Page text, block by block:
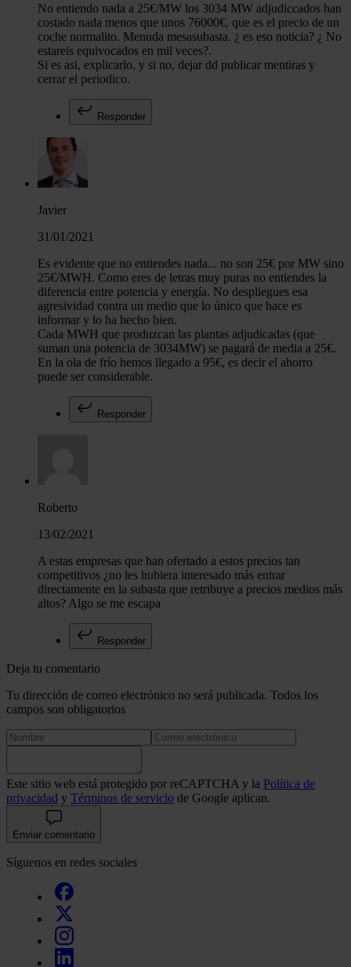
No entiendo nada a 25€/MW los 3034 MW adjudiccados han
costado nada menos que unos 76000€, que es el precio de un
coche normalito. Menuda mesasubasta. ¿ es eso noticia? ¿ No
estareis equivocados en mil veces?.
Si es asi, explicarlo, y si no, dejar dd publicar mentiras y
cerrar el periodico.
Responder
Javier
31/01/2021
Es evidente que no entiendes nada... no son 25€ por MW sino
25€/MWH. Como eres de letras muy puras no entiendes la
diferencia entre potencia y energía. No despliegues esa
agresividad contra un medio que lo único que hace es
informar y lo ha hecho bien.
Cada MWH que produzcan las plantas adjudicadas (que
suman una potencia de 3034MW) se pagará de media a 25€.
En la ola de frío hemos llegado a 95€, es decir el ahorro
puede ser considerable.
Responder
Roberto
13/02/2021
A estas empresas que han ofertado a estos precios tan
competitivos ¿no les hubiera interesado más entrar
directamente en la subasta que retribuye a precios medios más
altos? Algo se me escapa
Responder
Deja tu comentario
Tu dirección de correo electrónico no será publicada. Todos los
campos son obligatorios
Este sitio web está protegido por reCAPTCHA y la Política de
privacidad y Términos de servicio de Google aplican.
Enviar comentario
Síguenos en redes sociales